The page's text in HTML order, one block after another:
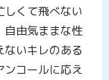
くて飛べない
自由気ままな性
ないキレのある
ンコールに応え